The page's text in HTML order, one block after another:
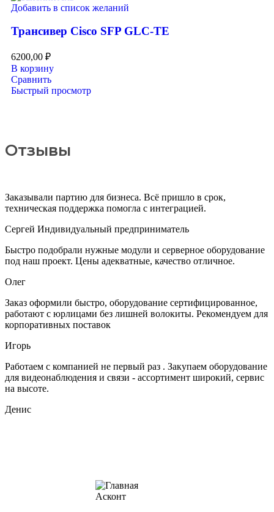
Добавить в список желаний
Трансивер Cisco SFP GLC-TE
6200,00 ₽
В корзину
Сравнить
Быстрый просмотр
Отзывы
Заказывали партию для бизнеса. Всё пришло в срок,
техническая поддержка помогла с интеграцией.
Сергей Индивидуальный предприниматель
Быстро подобрали нужные модули и серверное оборудование
под наш проект. Цены адекватные, качество отличное.
Олег
Заказ оформили быстро, оборудование сертифицированное,
работают с юрлицами без лишней волокиты. Рекомендуем для
корпоративных поставок
Игорь
Работаем с компанией не первый раз . Закупаем оборудование
для видеонаблюдения и связи - ассортимент широкий, сервис
на высоте.
Денис